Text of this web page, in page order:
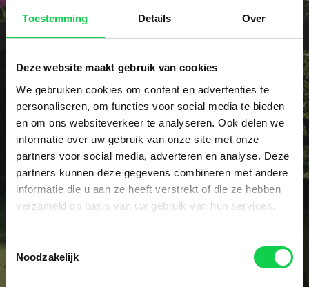
Toestemming Details Over
Deze website maakt gebruik van cookies
We gebruiken cookies om content en advertenties te
personaliseren, om functies voor social media te bieden
en om ons websiteverkeer te analyseren. Ook delen we
informatie over uw gebruik van onze site met onze
partners voor social media, adverteren en analyse. Deze
partners kunnen deze gegevens combineren met andere
informatie die u aan ze heeft verstrekt of die ze hebben
verzameld op basis van uw gebruik van hun services.
Toestemmingsselectie
Noodzakelijk
Vraag het dé specialist!
Heeft u een specifieke vraag of wellicht een
probleem met uw rhododendrons? Onze specialist
voorziet u graag vrijblijvend van advies.